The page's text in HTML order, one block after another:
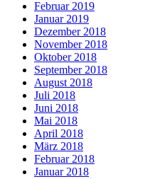
Februar 2019
Januar 2019
Dezember 2018
November 2018
Oktober 2018
September 2018
August 2018
Juli 2018
Juni 2018
Mai 2018
April 2018
März 2018
Februar 2018
Januar 2018